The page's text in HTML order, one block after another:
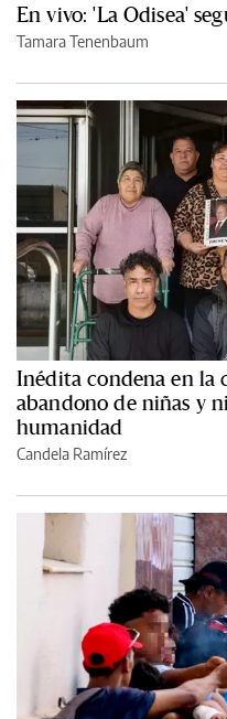
En vivo: 'La Odisea'
Tamara Tenenbaum
Inédita condena en la
abandono de niñas y
humanidad
Candela Ramírez